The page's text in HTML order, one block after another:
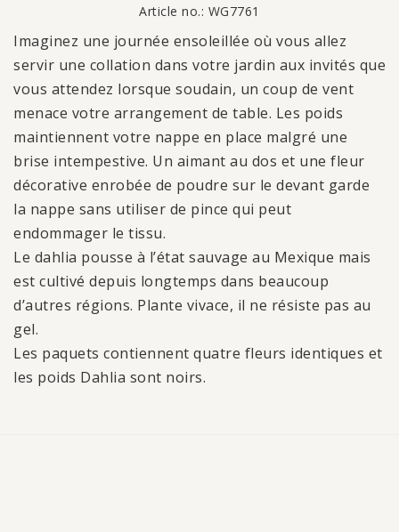
Article no.: WG7761
Imaginez une journée ensoleillée où vous allez
servir une collation dans votre jardin aux invités que
vous attendez lorsque soudain, un coup de vent
menace votre arrangement de table. Les poids
maintiennent votre nappe en place malgré une
brise intempestive. Un aimant au dos et une fleur
décorative enrobée de poudre sur le devant garde
la nappe sans utiliser de pince qui peut
endommager le tissu.
Le dahlia pousse à l’état sauvage au Mexique mais
est cultivé depuis longtemps dans beaucoup
d’autres régions. Plante vivace, il ne résiste pas au
gel.
Les paquets contiennent quatre fleurs identiques et
les poids Dahlia sont noirs.